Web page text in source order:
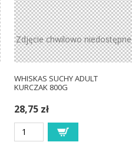
Zdjęcie chwilowo niedostępne
WHISKAS SUCHY ADULT
KURCZAK 800G
28,75 zł